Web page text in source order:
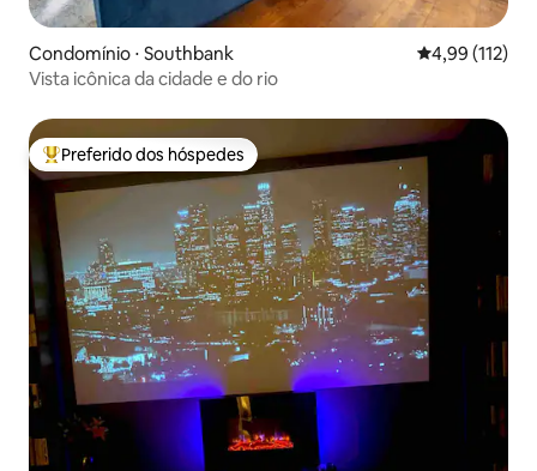
Condomínio ⋅ Southbank 4,99 de uma
4,99 (112)
Vista icônica da cidade e do rio
Entre os melhores preferidos dos hóspedes
Preferido dos hóspedes